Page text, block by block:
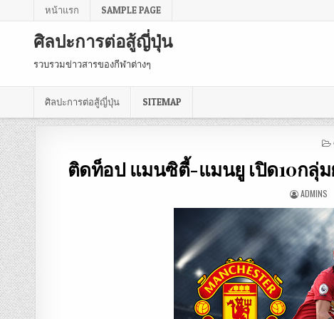
หน้าแรก SAMPLE PAGE
ศิลปะการต่อสู้ญี่ปุ่น
รวบรวมข่าวสารของกีฬาต่างๆ
ศิลปะการต่อสู้ญี่ปุ่น SITEMAP
ติดท็อป แมนซิตี้-แมนยู เปิด10กลุ่
ADMINS